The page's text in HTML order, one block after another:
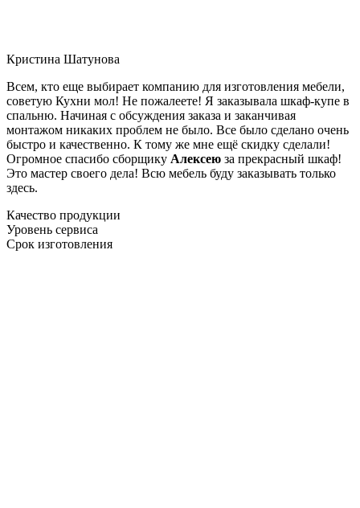
Кристина Шатунова
Всем, кто еще выбирает компанию для изготовления мебели,
советую Кухни мол! Не пожалеете! Я заказывала шкаф-купе в
спальню. Начиная с обсуждения заказа и заканчивая
монтажом никаких проблем не было. Все было сделано очень
быстро и качественно. К тому же мне ещё скидку сделали!
Огромное спасибо сборщику Алексею за прекрасный шкаф!
Это мастер своего дела! Всю мебель буду заказывать только
здесь.
Качество продукции
Уровень сервиса
Срок изготовления